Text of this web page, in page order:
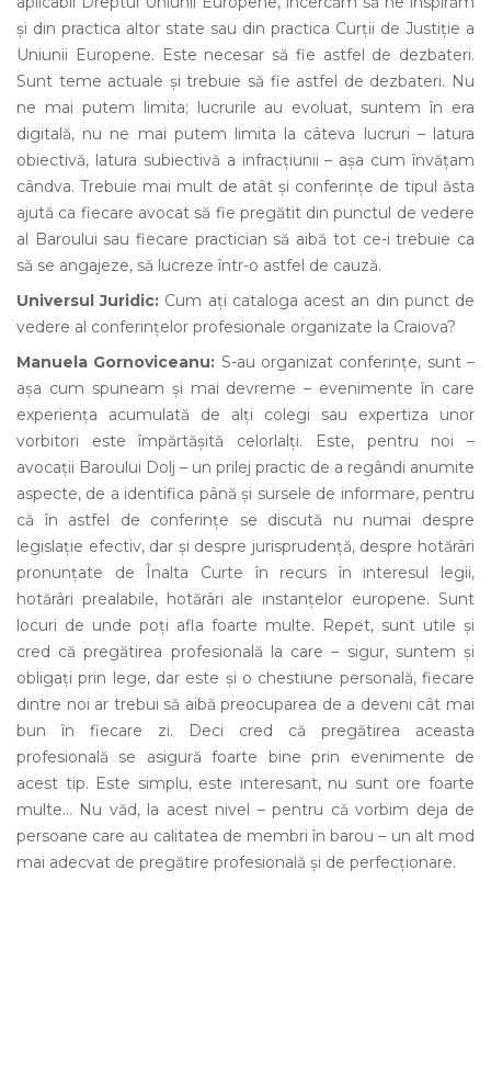
și din practica altor state sau din practica Curții de Justiție a
Uniunii Europene. Este necesar să fie astfel de dezbateri.
Sunt teme actuale și trebuie să fie astfel de dezbateri. Nu
ne mai putem limita; lucrurile au evoluat, suntem în era
digitală, nu ne mai putem limita la câteva lucruri – latura
obiectivă, latura subiectivă a infracțiunii – așa cum învățam
cândva. Trebuie mai mult de atât și conferințe de tipul ăsta
ajută ca fiecare avocat să fie pregătit din punctul de vedere
al Baroului sau fiecare practician să aibă tot ce-i trebuie ca
să se angajeze, să lucreze într-o astfel de cauză.
Universul Juridic: Cum ați cataloga acest an din punct de
vedere al conferințelor profesionale organizate la Craiova?
Manuela Gornoviceanu: S-au organizat conferințe, sunt –
așa cum spuneam și mai devreme – evenimente în care
experiența acumulată de alți colegi sau expertiza unor
vorbitori este împărtășită celorlalți. Este, pentru noi –
avocații Baroului Dolj – un prilej practic de a regândi anumite
aspecte, de a identifica până și sursele de informare, pentru
că în astfel de conferințe se discută nu numai despre
legislație efectiv, dar și despre jurisprudență, despre hotărâri
pronunțate de Înalta Curte în recurs în interesul legii,
hotărâri prealabile, hotărâri ale instanțelor europene. Sunt
locuri de unde poți afla foarte multe. Repet, sunt utile și
cred că pregătirea profesională la care – sigur, suntem și
obligați prin lege, dar este și o chestiune personală, fiecare
dintre noi ar trebui să aibă preocuparea de a deveni cât mai
bun în fiecare zi. Deci cred că pregătirea aceasta
profesională se asigură foarte bine prin evenimente de
acest tip. Este simplu, este interesant, nu sunt ore foarte
multe… Nu văd, la acest nivel – pentru că vorbim deja de
persoane care au calitatea de membri în barou – un alt mod
mai adecvat de pregătire profesională și de perfecționare.